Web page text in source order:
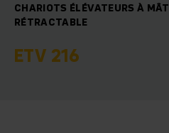
CHARIOTS ÉLÉVATEURS À MÂT
RÉTRACTABLE
ETV 216